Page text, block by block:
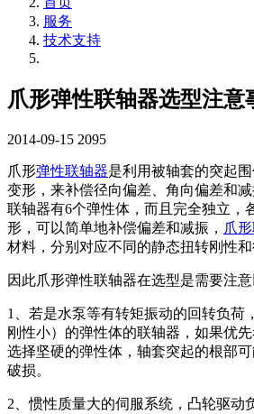
服务
技术支持
爪形弹性联轴器选型注意
2014-09-15 2095
爪形弹性联轴器是利用被轴套的突起
变形，来补偿径向偏差、角向偏差和
联轴器有6个弹性体，而且完全独立，
形，可以简单地补偿偏差和减振， 爪
材料，分别对应不同的静态扭转刚性和
因此爪形弹性联轴器在选型是需要注意
1、若是水泵等有转矩振动的回转负荷
刚性小）的弹性体的联轴器，如果优
选择坚硬的弹性体，轴套突起的根部
破损。
2、惯性质量大的伺服系统，凸轮驱动